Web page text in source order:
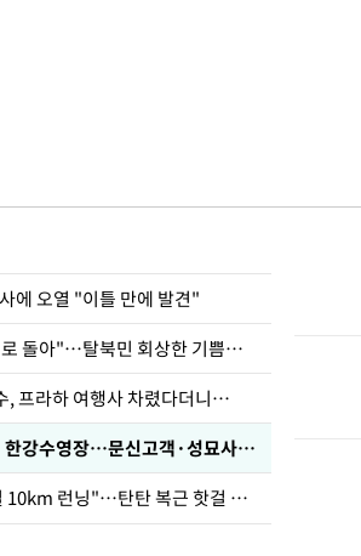
에 오열 "이틀 만에 발견"
"바지 벗고 앞뒤로 돌아"…탈북민 회상한 기쁨조 검사
, 프라하 여행사 차렸다더니…
'가성비 워터밤' 한강수영장…문신고객·성묘사음원 민원
46세 바다 "매일 10km 런닝"…탄탄 복근 핫걸 몸매로